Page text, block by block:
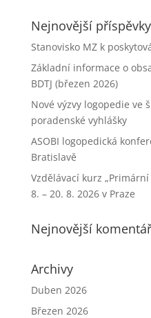
Nejnovější příspěvky
Stanovisko MZ k
Základní informace o
BDTJ (březen 2026)
Nové výzvy logopedie ve
poradenské vyhlášky
ASOBI logopedická
Bratislavě
Vzdělávací kurz
8. – 20. 8. 2026 v Praze
Nejnovější
Archivy
Duben 2026
Březen 2026